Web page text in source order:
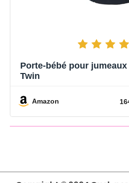
Porte-bébé pour
Twin
Amazon